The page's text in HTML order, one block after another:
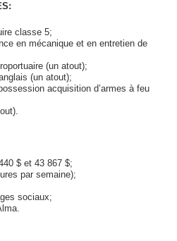
classe 5;
en mécanique et en entretien de
(un atout);
(un atout);
acquisition d’armes à feu
$ et 43 867 $;
par semaine);
sociaux;